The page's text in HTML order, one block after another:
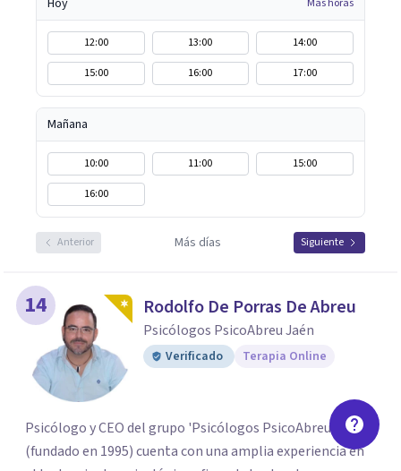
Hoy Más horas
12:00 13:00
14:00
15:00
16:00 17:00
Mañana
10:00 11:00
15:00
16:00
Anterior Más días Siguiente
14 Rodolfo De Porras De Abreu
Psicólogos PsicoAbreu Jaén
Verificado Terapia Online
Psicólogo y CEO del grupo 'Psicólogos PsicoAbreu’
(fundado en 1995) cuenta con una amplia experiencia en